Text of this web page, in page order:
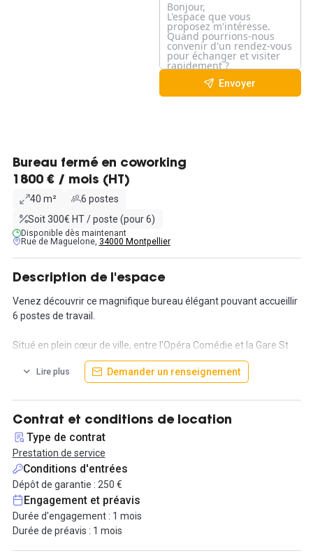
Envoyer
Bureau fermé en coworking
1800 € / mois (HT)
40 m²
6 postes
Soit 300€ HT / poste (pour 6)
Disponible dès maintenant
Rue de Maguelone, 34000 Montpellier
Description de l'espace
Venez découvrir ce magnifique bureau élégant pouvant accueillir
6 postes de travail.
Situé en plein cœur de ville, entre l'Opéra Comédie et la Gare St
Roch, vous pourrez profiter de la vie culturelle de Montpellier.
- Accès à l'espace détente
- Accès à la cuisine
- Internet
- Mobilier
Des services supplémentaires vous sont également proposés :
Café / Thé : 1 € / pers
Petit déjeuner d'accueil : 5 € / pers
Déjeuner livré sur place : entrée / plat / dessert / eaux minérales :
18 € / pers
Lire plus Demander un renseignement
Contrat et conditions de location
Type de contrat
Prestation de service
Conditions d'entrées
Dépôt de garantie : 250 €
Engagement et préavis
Durée d'engagement : 1 mois
Durée de préavis : 1 mois